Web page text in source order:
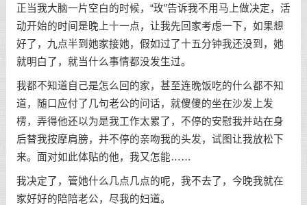
正当我大脑一片空白的时候，“玫”告诉我不用马上做决定，活
动开始的时间是晚上十一点，让我先回家考虑一下，如果想
好了，九点半到她家接她，假如过了十五分钟我还没到，她
就明白了，就当什么事情都没发生过。
我都不知道自己是怎么回的家，甚至连晚饭吃的什么都不知
道，随口应付了几句老公的问话，就傻傻的坐在沙发上发
楞，弄得他还以为是我工作太累了，不停的安慰我并站在身
后替我按摩肩膀，并不停的亲吻我的头发，试图让我放松下
来。面对如此体贴的他，我又怎能……
我决定了，管她什么几点几点的呢，我不去了，今晚我就在
家好好的陪陪老公，尽我的妇道。